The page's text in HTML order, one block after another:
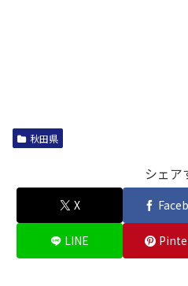
秋田県
シェア
X
LINE